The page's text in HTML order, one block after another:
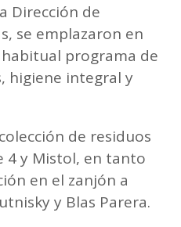
Dirección de
se emplazaron en
programa de
higiene integral y
de residuos
4 y Mistol, en tanto
en el zanjón a
y Blas Parera.